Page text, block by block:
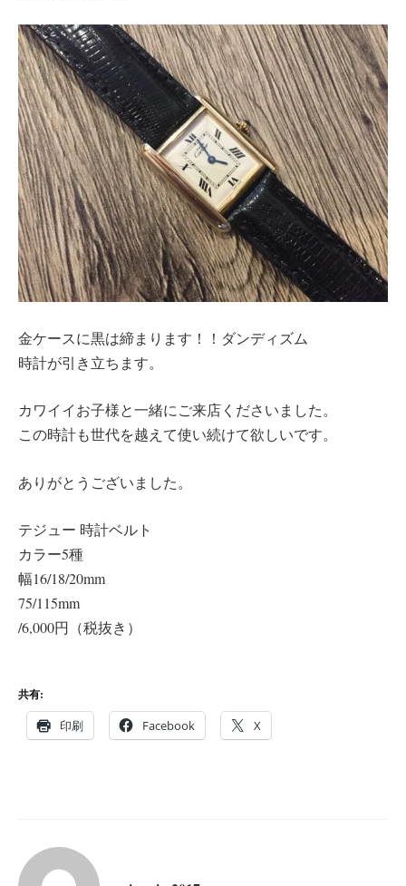
金ケースに黒は締まります！！ダンディズム
時計が引き立ちます。
カワイイお子様と一緒にご来店くださいました。
この時計も世代を越えて使い続けて欲しいです。
ありがとうございました。
テジュー 時計ベルト
カラー5種
幅16/18/20mm
75/115mm
/6,000円（税抜き）
共有:
印刷 Facebook X